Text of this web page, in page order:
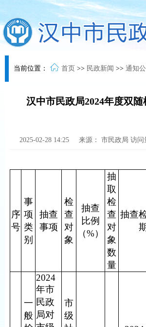
当前位置： 首页 >> 民政新闻 >> 通知
汉中市民政局2024年度双随
2025-02-28 14:25 来源： 市民政局 访问
序
号
事
项
类
别
抽查
事项
检
查
对
象
抽查
比例
（%）
抽
取
检
查
对
象
数
量
抽查
一
般
2024
年市
民政
局对
市
级